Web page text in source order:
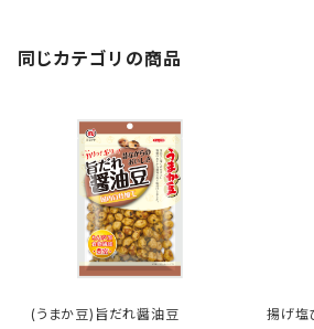
同じカテゴリの商品
(うまか豆)旨だれ醤油豆 揚げ塩